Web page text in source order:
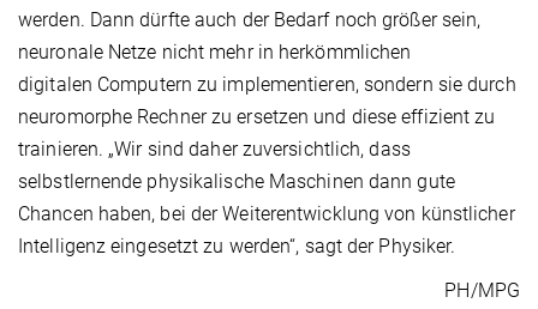
werden. Dann dürfte auch der Bedarf noch größer sein,
neuronale Netze nicht mehr in herkömmlichen
digitalen Computern zu implementieren, sondern sie durch
neuromorphe Rechner zu ersetzen und diese effizient zu
trainieren. „Wir sind daher zuversichtlich, dass
selbstlernende physikalische Maschinen dann gute
Chancen haben, bei der Weiterentwicklung von künstlicher
Intelligenz eingesetzt zu werden“, sagt der Physiker.
PH/MPG